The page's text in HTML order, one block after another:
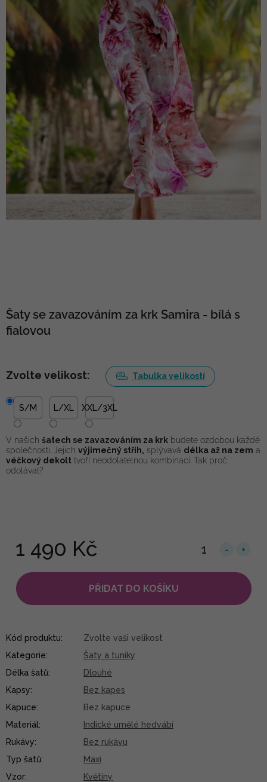
Šaty se zavazováním za krk Samira - bílá s
fialovou
1 490 Kč
PŘIDAT DO KOŠÍKU
Zvolte velikost: Tabulka velikostí
S/M L/XL XXL/3XL
V našich šatech se zavazováním za krk budete ozdobou každé
společnosti. Jejich výjimečný střih, splývavá délka až na zem a
véčkový dekolt tvoří neodolatelnou kombinaci. Tak proč
odolávat?
Kód produktu:
Zvolte vaši velikost
Kategorie:
Šaty a tuniky
Délka šatů:
Dlouhé
Kapsy:
Bez kapes
Kapuce:
Bez kapuce
Materiál:
Indické umělé hedvábí
Rukávy:
Bez rukávu
Typ šatů:
Maxi
Vzor: Květiny